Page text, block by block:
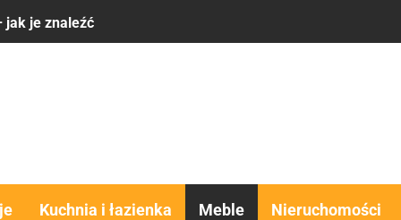
sens
alternatywa dla domu?
jak je znaleźć
Kuchnia i łazienka Meble Nieruchomości